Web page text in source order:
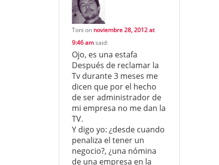
Toni on noviembre 28, 2012 at
9:46 amsaid:
Ojo, es una estafa
Después de reclamar la
Tv durante 3 meses me
dicen que por el hecho
de ser administrador de
mi empresa no me dan la
TV.
Y digo yo: ¿desde cuando
penaliza el tener un
negocio?, ¿una nómina
de una empresa en la